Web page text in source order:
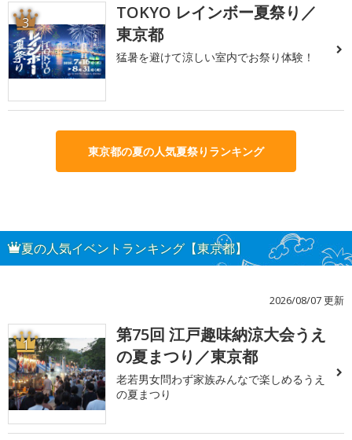
3
TOKYO レインボー夏祭り／
東京都
猛暑を避けて涼しい室内でお祭り体験！
東京都の夏の人気夏祭りランキング
夏の人気イベントランキング【東京都】
2026/08/07 更新
1
第75回 江戸趣味納涼大会うえ
の夏まつり／東京都
老若男女問わず家族みんなで楽しめるうえ
の夏まつり